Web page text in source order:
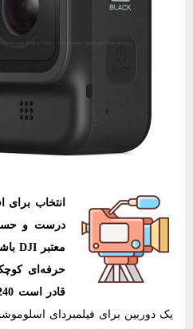
انتخاب برای
درست و
قادر است 240 فریم در ثانیه فیلمبرداری کند؛
یک دوربین برای فیلمبردای